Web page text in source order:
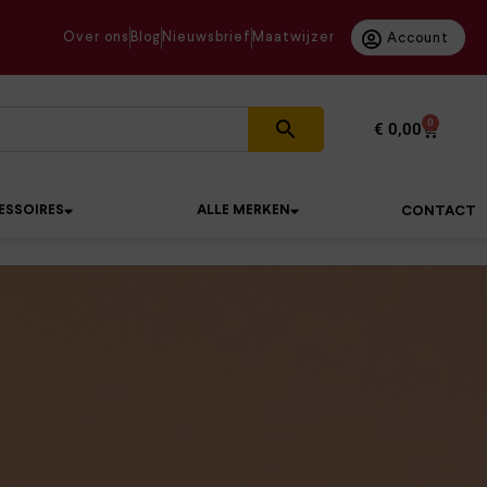
Over ons Blog Nieuwsbrief Maatwijzer Account
€ 0,00 0
ALLE MERKEN CONTACT